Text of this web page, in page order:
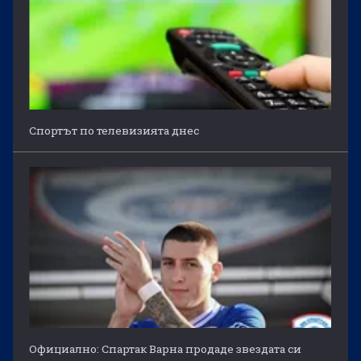
Спортът по телевизията днес
Официално: Спартак Варна продаде звездата си